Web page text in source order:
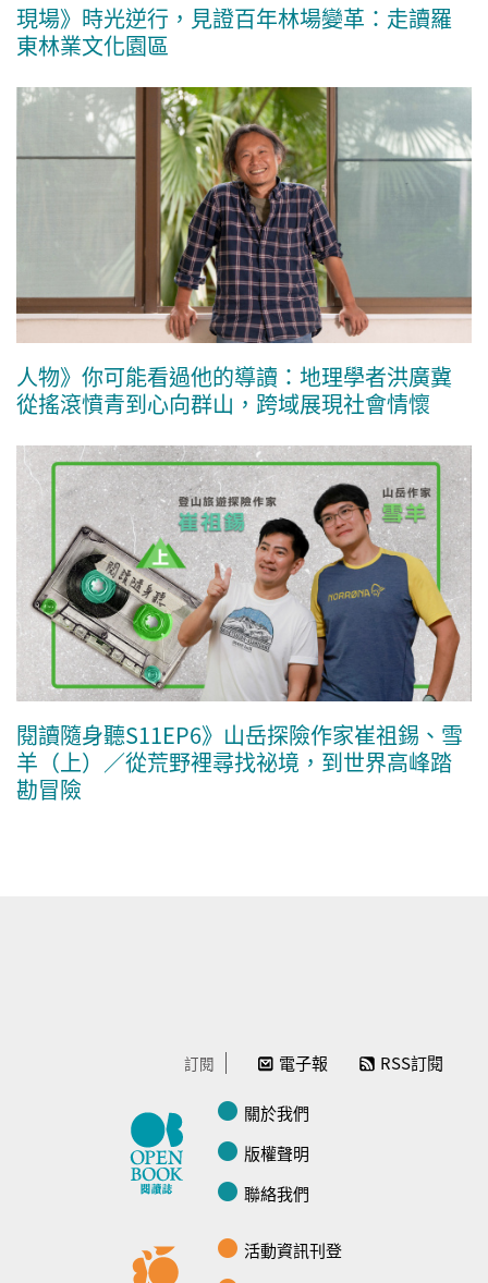
現場》時光逆行，見證百年林場變革：走讀羅
東林業文化園區
人物》你可能看過他的導讀：地理學者洪廣冀
從搖滾憤青到心向群山，跨域展現社會情懷
閱讀隨身聽S11EP6》山岳探險作家崔祖錫、雪
羊（上）／從荒野裡尋找祕境，到世界高峰踏
勘冒險
訂閱 電子報 RSS訂閱
關於我們
版權聲明
聯絡我們
活動資訊刊登